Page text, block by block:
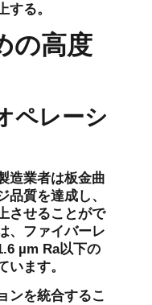
する。
の高度
ペレーシ
造業者は板金曲
品質を達成し、
させることがで
、ファイバーレ
µm Ra以下の
います。
ンを統合するこ